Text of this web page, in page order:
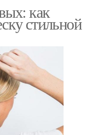
как
стильной